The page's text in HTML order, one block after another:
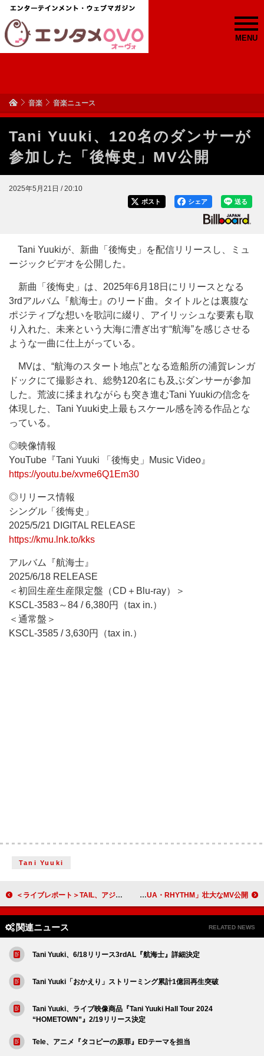
MENU
音楽 音楽ニュース
Tani Yuuki、120名のダンサーが
参加した「後悔史」MV公開
2025年5月21日 / 20:10
送る
シェア
ポスト
Tani Yuukiが、新曲「後悔史」を配信リリースし、ミュ
ージックビデオを公開した。
新曲「後悔史」は、2025年6月18日にリリースとなる
3rdアルバム『航海士』のリード曲。タイトルとは裏腹な
ポジティブな想いを歌詞に綴り、アイリッシュな要素も取
り入れた、未来という大海に漕ぎ出す“航海”を感じさせる
ような一曲に仕上がっている。
MVは、“航海のスタート地点”となる造船所の浦賀レンガ
ドックにて撮影され、総勢120名にも及ぶダンサーが参加
した。荒波に揉まれながらも突き進むTani Yuukiの信念を
体現した、Tani Yuuki史上最もスケール感を誇る作品とな
っている。
◎映像情報
YouTube『Tani Yuuki 「後悔史」Music Video』
https://youtu.be/xvme6Q1Em30
◎リリース情報
シングル「後悔史」
2025/5/21 DIGITAL RELEASE
https://kmu.lnk.to/kks
アルバム『航海士』
2025/6/18 RELEASE
＜初回生産生産限定盤（CD＋Blu-ray）＞
KSCL-3583～84 / 6,380円（tax in.）
＜通常盤＞
KSCL-3585 / 3,630円（tax in.）
Tani Yuuki
＜ライブレポート＞TAIL、アジアツアー開幕 晴れやかな表情で新たな始まりへ Chevon、新曲「DUA・RHYTHM」壮大なMV公開
関連ニュース RELATED NEWS
Tani Yuuki、6/18リリース3rdAL『航海士』詳細決定
Tani Yuuki「おかえり」ストリーミング累計1億回再生突破
Tani Yuuki、ライブ映像商品『Tani Yuuki Hall Tour 2024
“HOMETOWN”』2/19リリース決定
Tele、アニメ『タコピーの原罪』EDテーマを担当